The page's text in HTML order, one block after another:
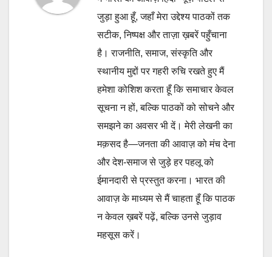
जुड़ा हुआ हूँ, जहाँ मेरा उद्देश्य पाठकों तक
सटीक, निष्पक्ष और ताज़ा ख़बरें पहुँचाना
है। राजनीति, समाज, संस्कृति और
स्थानीय मुद्दों पर गहरी रुचि रखते हुए मैं
हमेशा कोशिश करता हूँ कि समाचार केवल
सूचना न हों, बल्कि पाठकों को सोचने और
समझने का अवसर भी दें। मेरी लेखनी का
मक़सद है—जनता की आवाज़ को मंच देना
और देश-समाज से जुड़े हर पहलू को
ईमानदारी से प्रस्तुत करना। भारत की
आवाज़ के माध्यम से मैं चाहता हूँ कि पाठक
न केवल ख़बरें पढ़ें, बल्कि उनसे जुड़ाव
महसूस करें।